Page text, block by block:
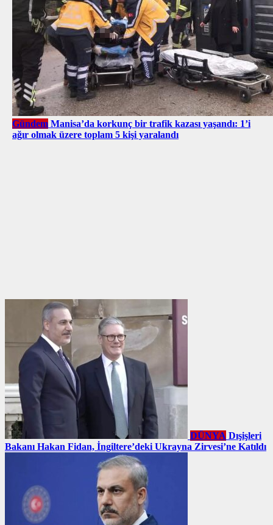
Gündem Manisa’da korkunç bir trafik kazası yaşandı: 1’i
ağır olmak üzere toplam 5 kişi yaralandı
DÜNYA Dışişleri
Bakanı Hakan Fidan, İngiltere’deki Ukrayna Zirvesi’ne Katıldı